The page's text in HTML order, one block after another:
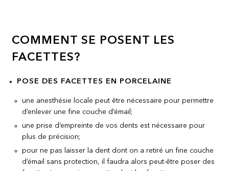
COMMENT SE POSENT LES
FACETTES?
POSE DES FACETTES EN PORCELAINE
une anesthésie locale peut être nécessaire pour permettre
d’enlever une fine couche d’émail;
une prise d’empreinte de vos dents est nécessaire pour
plus de précision;
pour ne pas laisser la dent dont on a retiré un fine couche
d’émail sans protection, il faudra alors peut-être poser des